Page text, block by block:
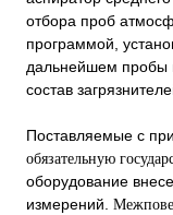
отбора проб
программой,
дальнейшем пробы
состав
Поставляемые с
обязательную
оборудование
измерений.